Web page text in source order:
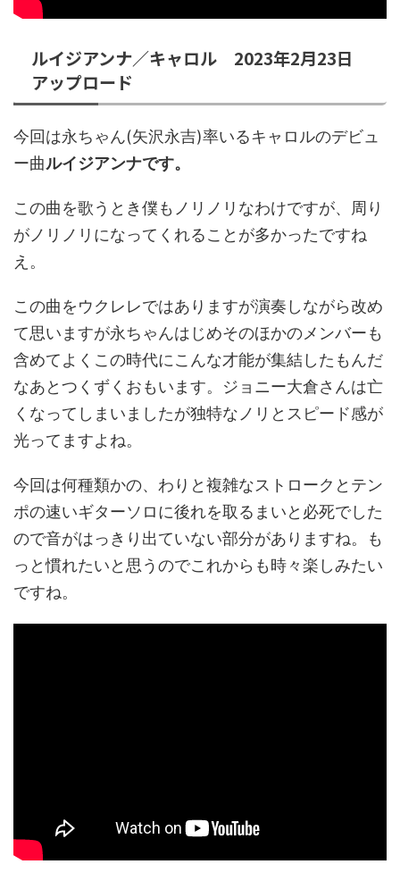
ルイジアンナ／キャロル 2023年2月23日
アップロード
今回は永ちゃん(矢沢永吉)率いるキャロルのデビュ
ー曲ルイジアンナです。
この曲を歌うとき僕もノリノリなわけですが、周り
がノリノリになってくれることが多かったですね
え。
この曲をウクレレではありますが演奏しながら改め
て思いますが永ちゃんはじめそのほかのメンバーも
含めてよくこの時代にこんな才能が集結したもんだ
なあとつくずくおもいます。ジョニー大倉さんは亡
くなってしまいましたが独特なノリとスピード感が
光ってますよね。
今回は何種類かの、わりと複雑なストロークとテン
ポの速いギターソロに後れを取るまいと必死でした
ので音がはっきり出ていない部分がありますね。も
っと慣れたいと思うのでこれからも時々楽しみたい
ですね。